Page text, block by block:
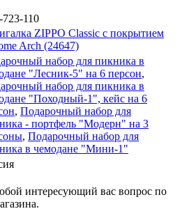
110
ZIPPO Classic с покрытием
Arch (24647)
набор для пикника в
"Лесник-5" на 6 персон,
набор для пикника в
"Походный-1", кейс на 6
, Подарочный набор для
- портфель "Модерн" на 3
, Подарочный набор для
в чемодане "Мини-1"
интересующий вас вопрос по